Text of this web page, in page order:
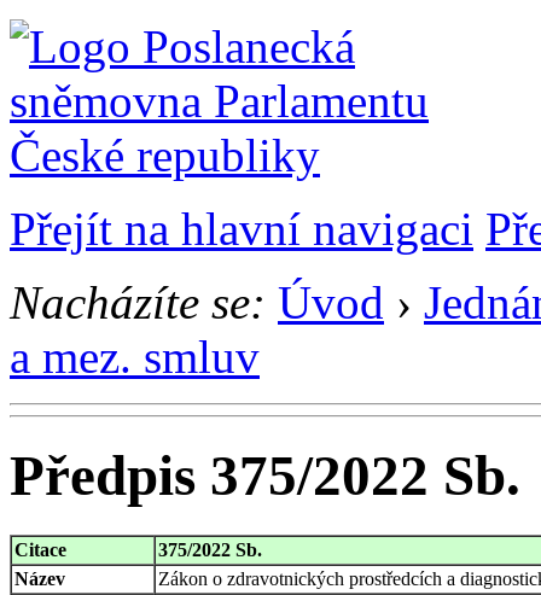
Přejít na hlavní navigaci
Nacházíte se: Úvod ›
a mez. smluv
Předpis 375/2022 Sb.
Citace
375/2022 Sb.
Název
Zákon o zdravotnických prostředcích a